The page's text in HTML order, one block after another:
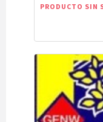
PRODUCTO SIN